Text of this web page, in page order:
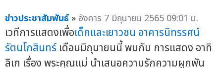
ข่าวประชาสัมพันธ์ » อังคาร 7 มิถุนายน 2565 09:01 น.
เวทีการแสดงเพื่อเด็กและเยาวชน อาคารนิทรรศน์
รัตนโกสินทร์ เดือนมิถุนายนนี้ พบกับ การแสดง อาทิ
ลิเก เรื่อง พระคุณแม่ นำเสนอความรักความผูกพัน